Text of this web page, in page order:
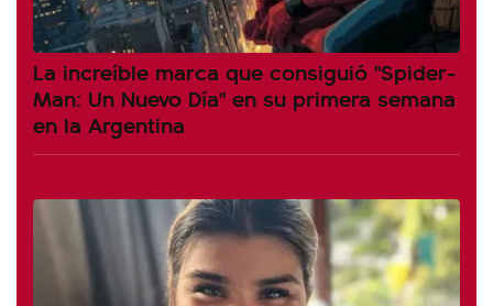
La increíble marca que consiguió "Spider-
Man: Un Nuevo Día" en su primera semana
en la Argentina